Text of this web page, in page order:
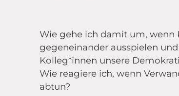
Wie gehe ich damit um, wenn
gegeneinander ausspielen
Kolleg*innen unsere
Wie reagiere ich, wenn
abtun?